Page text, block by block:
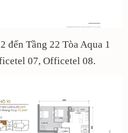
đến Tầng 22 Tòa Aqua 1
07, Officetel 08.